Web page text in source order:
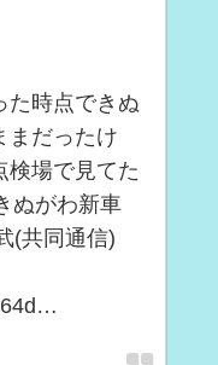
時点できぬ
まだったけ
検場で見てた
ぬがわ新車
(共同通信)